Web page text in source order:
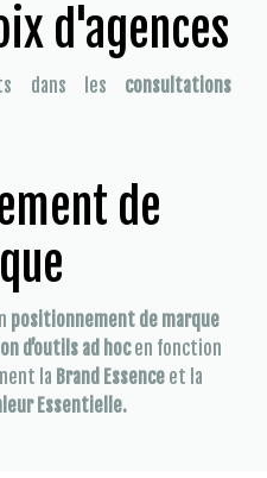
d'agences
dans les consultations
de
positionnement de marque
d’outils ad hocen fonction
la Brand Essence et la
Essentielle.